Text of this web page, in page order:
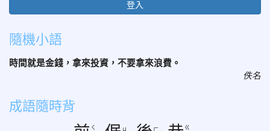
登入
隨機小語
時間就是金錢，拿來投資，不要拿來浪費。
佚名
成語隨時背
ㄑ
ㄐ
ㄏ
ㄍ